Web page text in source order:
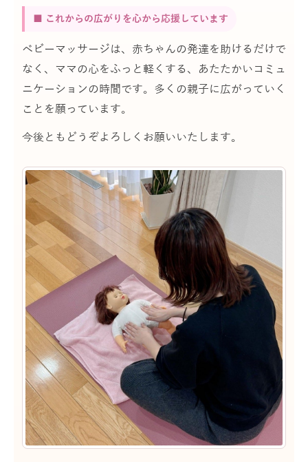
■ これからの広がりを心から応援しています
ベビーマッサージは、赤ちゃんの発達を助けるだけで
なく、ママの心をふっと軽くする、あたたかいコミュ
ニケーションの時間です。多くの親子に広がっていく
ことを願っています。
今後ともどうぞよろしくお願いいたします。